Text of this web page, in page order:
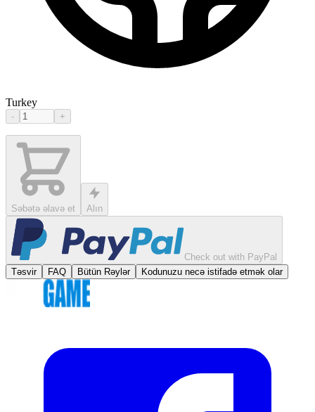
Turkey
- +
Səbətə əlavə et Alın
Check out with PayPal
Təsvir
FAQ Bütün Rəylər Kodunuzu necə istifadə etmək olar